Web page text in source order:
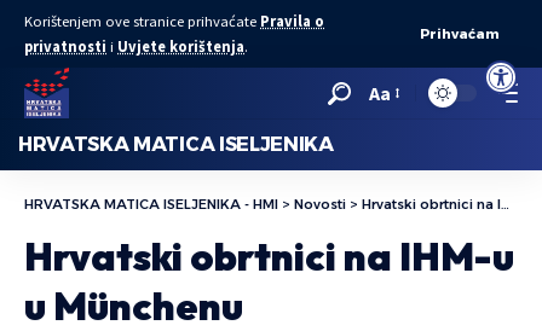
Open
Korištenjem ove stranice prihvaćate Pravila o
privatnosti i Uvjete korištenja.
Prihvaćam
Aa
HRVATSKA MATICA ISELJENIKA
HRVATSKA MATICA ISELJENIKA - HMI > Novosti > Hrvatski obrtnici na IHM-u u Münchenu
Hrvatski obrtnici na IHM-u
u Münchenu